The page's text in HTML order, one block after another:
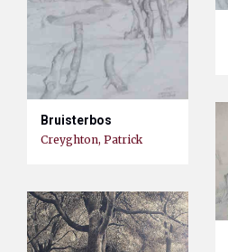
Bruisterbos
Creyghton, Patrick